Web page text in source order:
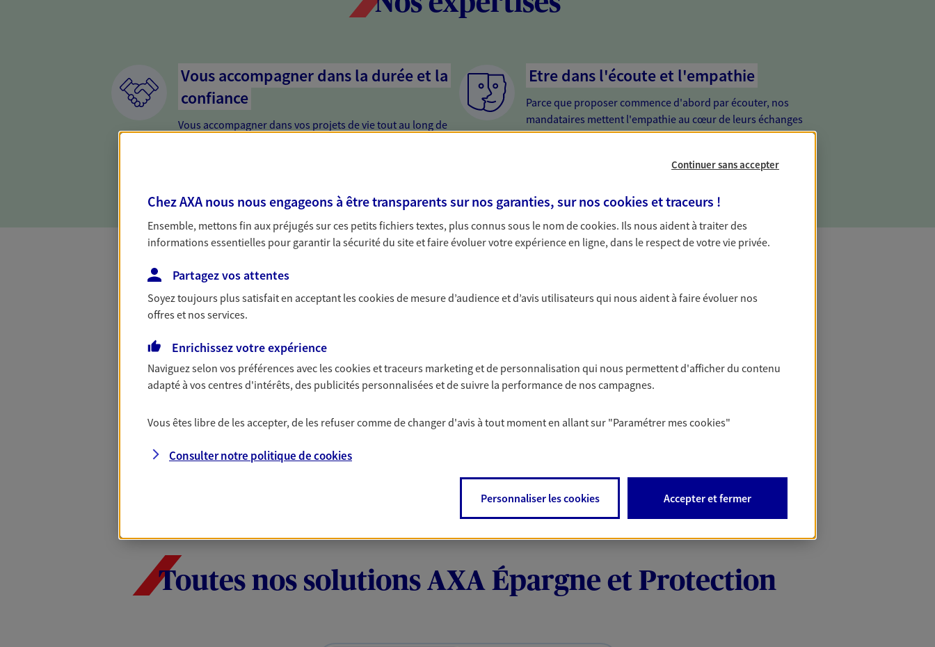
Vous accompagner dans la durée et la
confiance
Vous accompagner dans vos projets de vie tout au long de
Etre dans l'écoute et l'empathie
Parce que proposer commence d'abord par écouter, nos
mandataires mettent l'empathie au cœur de leurs échanges
pour mieux comprendre vos besoins et mieux vous soutenir
Mon Offre Gagnante
nouveaux contrats, bénéficiez d'un remboursement allant jusqu'à 300€ sur votre compte.
Offre soumise à conditions et valable sur une sélection de contrat Santé, Prévoyance et
Epargne & Retraite.
PROFITER DE L'OFFRE
Toutes nos solutions AXA Épargne et Protection
Continuer sans accepter
Chez AXA nous nous engageons à être transparents sur nos garanties, sur nos cookies et traceurs !
Ensemble, mettons fin aux préjugés sur ces petits fichiers textes, plus connus sous le nom decookies. Ils nous aident à traiter des
informations essentielles pour garantir la sécurité du site et faire évoluer votre expérience en ligne, dans le respect de votre vie privée.
Partagez vos attentes
Soyez toujours plus satisfait en acceptant lescookiesde mesure d’audience et d’avis utilisateurs qui nous aident à faire évoluer nos
offres et nos services.
Enrichissez votre expérience
Naviguez selon vos préférences avec lescookies et traceurs marketing et de personnalisation qui nous permettent d'afficher du contenu
adapté à vos centres d'intérêts, des publicités personnalisées et de suivre la performance de nos campagnes.
Vous êtes libre de les accepter, de les refuser comme de changer d'avis à tout moment en allant sur "Paramétrer mescookies"
Consulter notre politique decookies
Personnaliser les cookies Accepter et fermer